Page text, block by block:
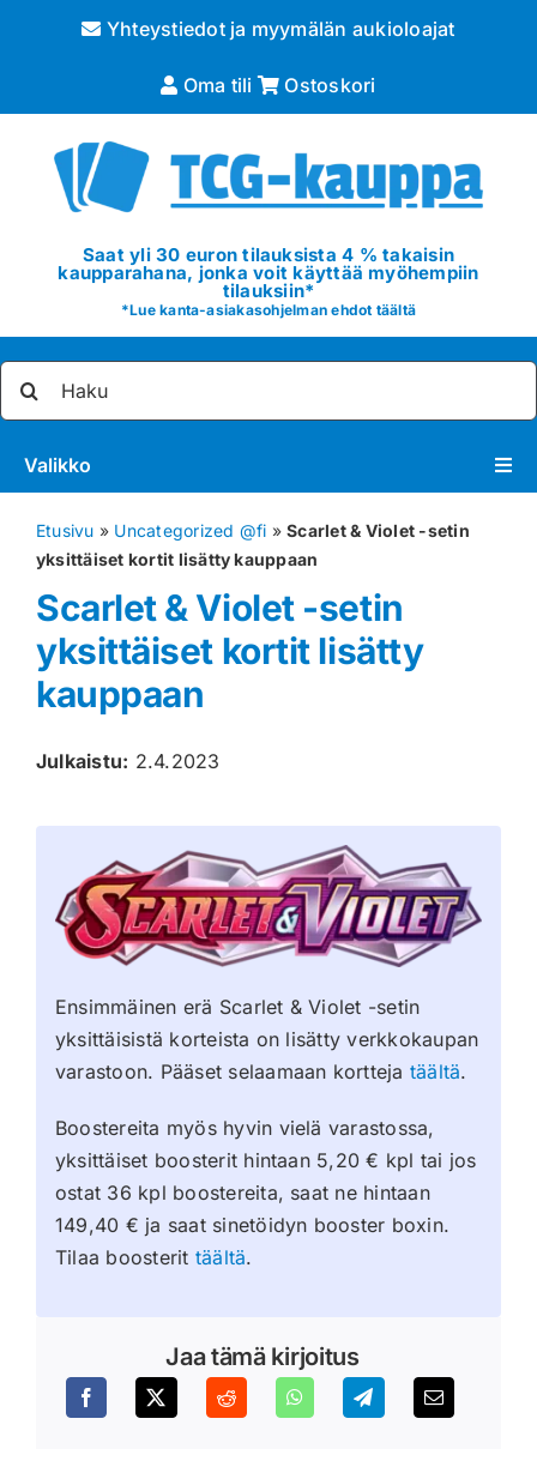
Yhteystiedot ja myymälän aukioloajat
Oma tili Ostoskori
Saat yli 30 euron tilauksista 4 % takaisin
kaupparahana, jonka voit käyttää myöhempiin
tilauksiin*
*Lue kanta-asiakasohjelman ehdot täältä
Valikko
Pokémon
Tarvikkeet
Blind Boksit
Ennakot
Greidatut kortit
Irtokortit
Rip & Ship
Greidauspalvelu
Etusivu » Uncategorized @fi »Scarlet & Violet -setin
yksittäiset kortit lisätty kauppaan
Scarlet & Violet -setin
yksittäiset kortit lisätty
kauppaan
Julkaistu: 2.4.2023
Ensimmäinen erä Scarlet & Violet -setin
yksittäisistä korteista on lisätty verkkokaupan
varastoon. Pääset selaamaan kortteja täältä.
Boostereita myös hyvin vielä varastossa,
yksittäiset boosterit hintaan 5,20 € kpl tai jos
ostat 36 kpl boostereita, saat ne hintaan
149,40 € ja saat sinetöidyn booster boxin.
Tilaa boosterit täältä.
Jaa tämä kirjoitus